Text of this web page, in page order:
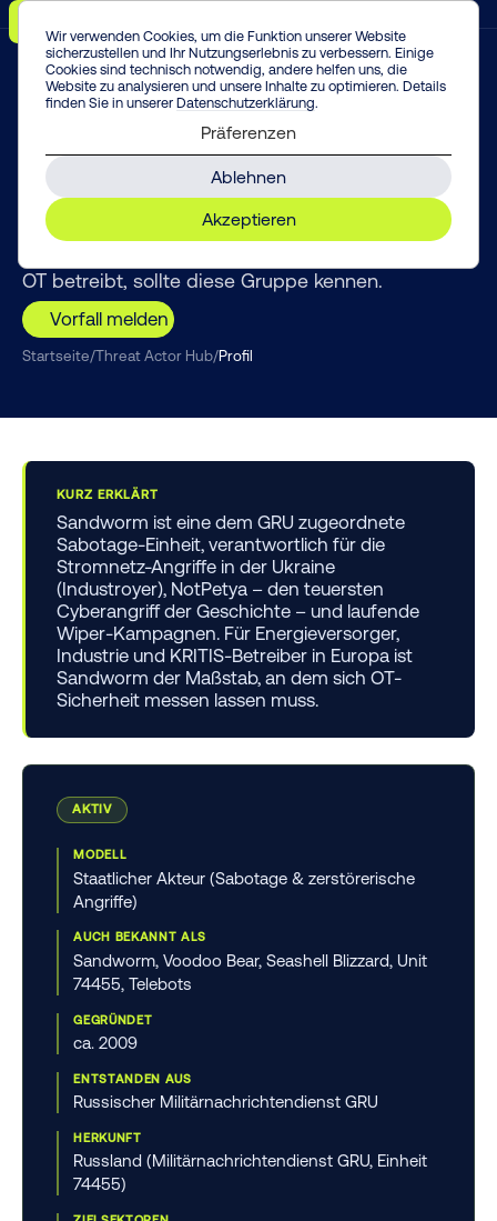
Wir verwenden Cookies, um die Funktion unserer Website
sicherzustellen und Ihr Nutzungserlebnis zu verbessern. Einige
Cookies sind technisch notwendig, andere helfen uns, die
Website zu analysieren und unsere Inhalte zu optimieren. Details
finden Sie in unserer Datenschutzerklärung.
Präferenzen
Ablehnen
Akzeptieren
Enter
Menü Vorfall melden!
Startseite/Threat Actor Hub/Profil
Sandworm
Sandworm steht für die destruktivsten
Cyberangriffe der Geschichte – von
OT betreibt, sollte diese Gruppe kennen.
Vorfall melden
KURZ ERKLÄRT
Sandworm ist eine dem GRU zugeordnete
Sabotage-Einheit, verantwortlich für die
Stromnetz-Angriffe in der Ukraine
(Industroyer), NotPetya – den teuersten
Cyberangriff der Geschichte – und laufende
Wiper-Kampagnen. Für Energieversorger,
Industrie und KRITIS-Betreiber in Europa ist
Sandworm der Maßstab, an dem sich OT-
Sicherheit messen lassen muss.
AKTIV
MODELL
Staatlicher Akteur (Sabotage & zerstörerische
Angriffe)
AUCH BEKANNT ALS
Sandworm, Voodoo Bear, Seashell Blizzard, Unit
74455, Telebots
GEGRÜNDET
ca. 2009
ENTSTANDEN AUS
Russischer Militärnachrichtendienst GRU
HERKUNFT
Russland (Militärnachrichtendienst GRU, Einheit
74455)